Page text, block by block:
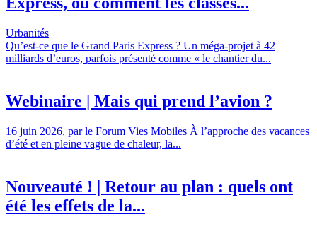
Urbanités
Qu’est-ce que le Grand Paris Express ? Un méga-projet à 42
milliards d’euros, parfois présenté comme « le chantier du...
Webinaire | Mais qui prend l’avion ?
16 juin 2026, par le Forum Vies Mobiles À l’approche des vacances
d’été et en pleine vague de chaleur, la...
Nouveauté ! | Retour au plan : quels ont
été les effets de la...